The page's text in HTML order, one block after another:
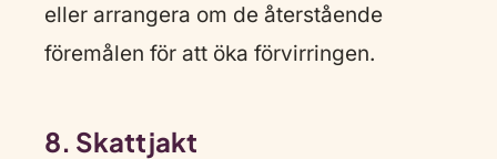
eller arrangera om de återstående
föremålen för att öka förvirringen.
8. Skattjakt